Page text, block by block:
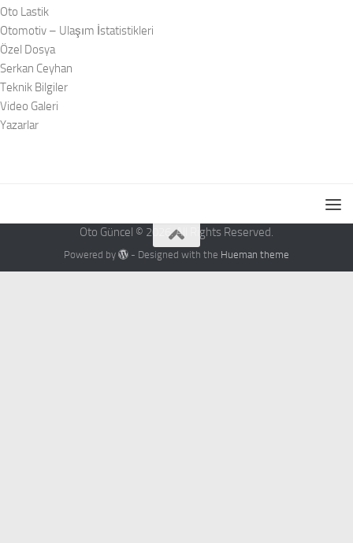
Oto Lastik
Otomotiv – Ulaşım İstatistikleri
Özel Dosya
Serkan Ceyhan
Teknik Bilgiler
Video Galeri
Yazarlar
Oto Güncel © 2026. All Rights Reserved.
Powered by - Designed with the Hueman theme